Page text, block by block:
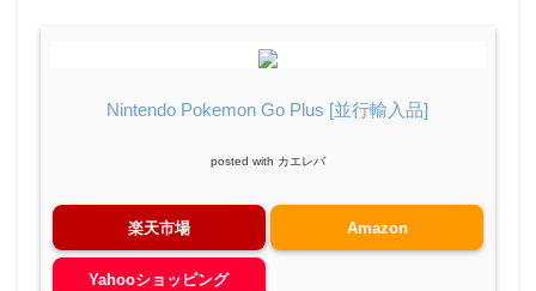
Nintendo Pokemon Go Plus [並行輸入品]
posted with カエレバ
楽天市場 Amazon
Yahooショッピング